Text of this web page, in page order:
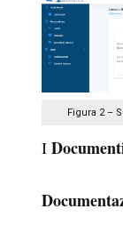
Figura 2 –
I